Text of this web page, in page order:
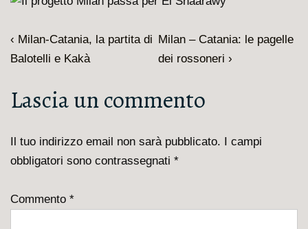
Navigazione
articoli
L'articolo
precedente
‹ Milan-Catania, la partita di
Balotelli e Kakà
Il
prossimo
è
Milan – Catania: le pagelle
dei rossoneri ›
Lascia un commento
Il tuo indirizzo email non sarà pubblicato. I campi
obbligatori sono contrassegnati *
Commento *